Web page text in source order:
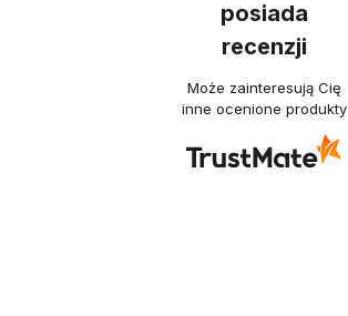
posiada
recenzji
Może zainteresują Cię
inne ocenione produkty